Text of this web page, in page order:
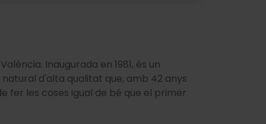
Inaugurada en 1981, és un
d'alta qualitat que, amb 42 anys
fer les coses igual de bé que el primer